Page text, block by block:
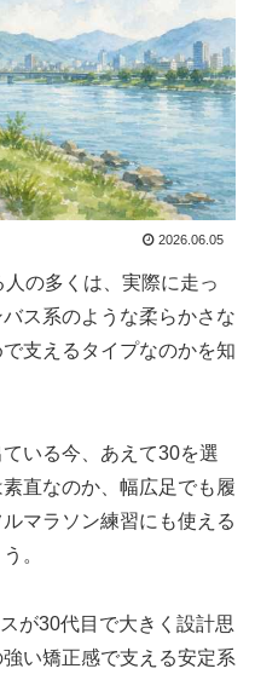
2026.06.05
の多くは、実際に走っ
ス系のような柔らかさな
支えるタイプなのかを知
いる今、あえて30を選
直なのか、幅広足でも履
マラソン練習にも使える
。
が30代目で大きく設計思
い矯正感で支える安定系